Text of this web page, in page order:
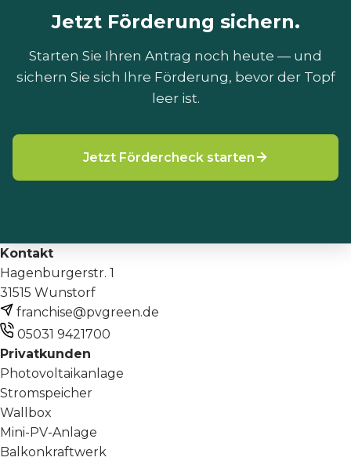
Expertise.Jetzt Förderung sichern.
Starten Sie Ihren Antrag noch heute — und
sichern Sie sich Ihre Förderung, bevor der Topf
leer ist.
Jetzt Fördercheck starten
Kontakt
Hagenburgerstr. 1
31515 Wunstorf
franchise@pvgreen.de
05031 9421700
Privatkunden
Photovoltaikanlage
Stromspeicher
Wallbox
Mini-PV-Anlage
Balkonkraftwerk